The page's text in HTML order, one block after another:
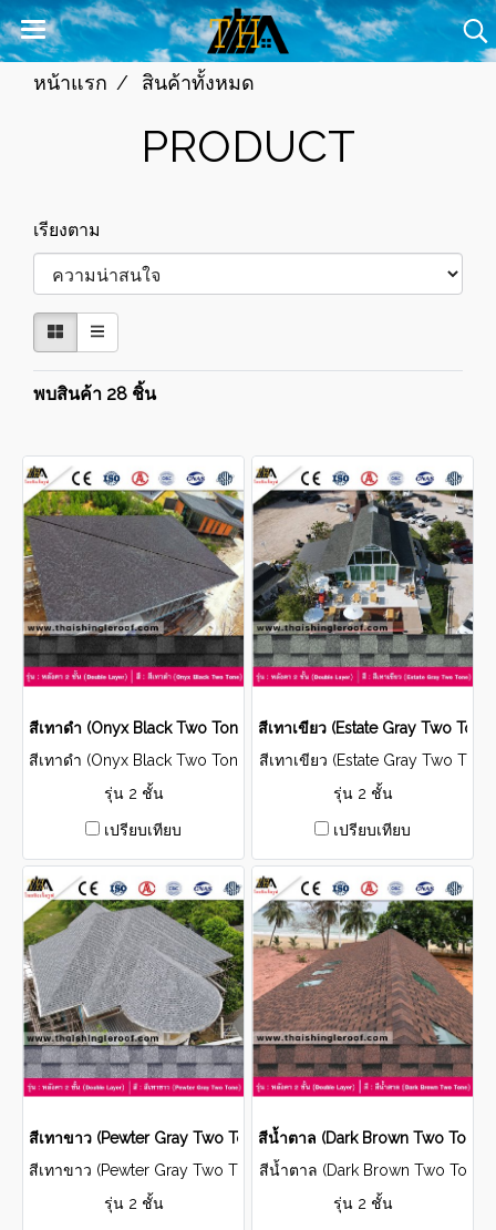
หน้าแรก สินค้าทั้งหมด
PRODUCT
เรียงตาม
พบสินค้า 28 ชิ้น
สีเทาดำ (Onyx Black Two Tone)
สีเทาดำ (Onyx Black Two Ton
e)
รุ่น 2 ชั้น
เปรียบเทียบ
สีเทาเขียว (Estate Gray Two Tone)
สีเทาเขียว (Estate Gray Two T
one)
รุ่น 2 ชั้น
เปรียบเทียบ
สีเทาขาว (Pewter Gray Two Tone)
สีเทาขาว (Pewter Gray Two T
one)
รุ่น 2 ชั้น
สีน้ำตาล (Dark Brown Two Tone)
สีน้ำตาล (Dark Brown Two To
ne)
รุ่น 2 ชั้น